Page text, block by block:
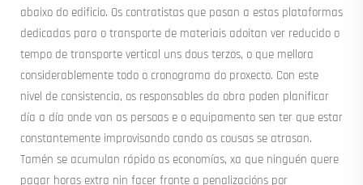
abaixo do edificio. Os contratistas que pasan a estas plataformas
dedicadas para o transporte de materiais adoitan ver reducido o
tempo de transporte vertical uns dous terzos, o que mellora
considerablemente todo o cronograma do proxecto. Con este
nivel de consistencia, os responsables da obra poden planificar
día a día onde van as persoas e o equipamento sen ter que estar
constantemente improvisando cando as cousas se atrasan.
Tamén se acumulan rápido as economías, xa que ninguén quere
pagar horas extra nin facer fronte a penalizacións por